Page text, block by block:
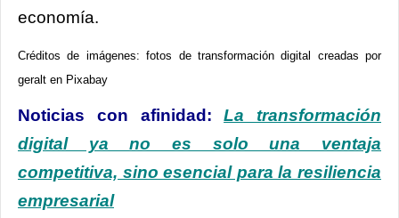
economía.
Créditos de imágenes: fotos de transformación digital creadas por
geralt en Pixabay
Noticias con afinidad:La transformación
digital ya no es solo una ventaja
competitiva, sino esencial para la resiliencia
empresarial